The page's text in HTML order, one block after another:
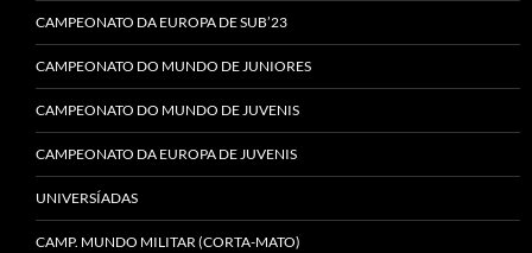
CAMPEONATO DA EUROPA DE SUB’23
CAMPEONATO DO MUNDO DE JUNIORES
CAMPEONATO DO MUNDO DE JUVENIS
CAMPEONATO DA EUROPA DE JUVENIS
UNIVERSÍADAS
CAMP. MUNDO MILITAR (CORTA-MATO)